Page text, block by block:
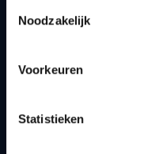
Noodzakelijk
Voorkeuren
Statistieken
Quick links
How to get to the